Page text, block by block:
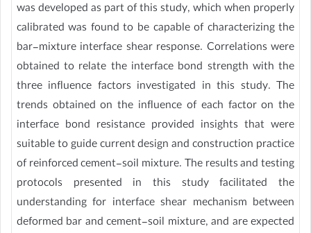
was developed as part of this study, which when properly
calibrated was found to be capable of characterizing the
bar-mixture interface shear response. Correlations were
obtained to relate the interface bond strength with the
three influence factors investigated in this study. The
trends obtained on the influence of each factor on the
interface bond resistance provided insights that were
suitable to guide current design and construction practice
of reinforced cement-soil mixture. The results and testing
protocols presented in this study facilitated the
understanding for interface shear mechanism between
deformed bar and cement-soil mixture, and are expected